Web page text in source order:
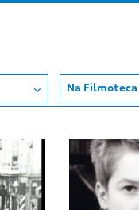
Na Filmoteca